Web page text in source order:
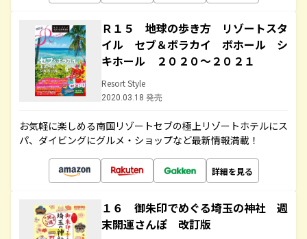
Ｒ１５ 地球の歩き方 リゾートスタ
イル セブ＆ボラカイ ボホール シ
キホール ２０２０～２０２１
Resort Style
2020.03.18 発売
お気軽に楽しめる南国リゾートセブの極上リゾートホテルにス
パ、ダイビングにグルメ・ショップなど最新情報満載！
詳細を見る
１６ 御朱印でめぐる埼玉の神社 週
末開運さんぽ 改訂版